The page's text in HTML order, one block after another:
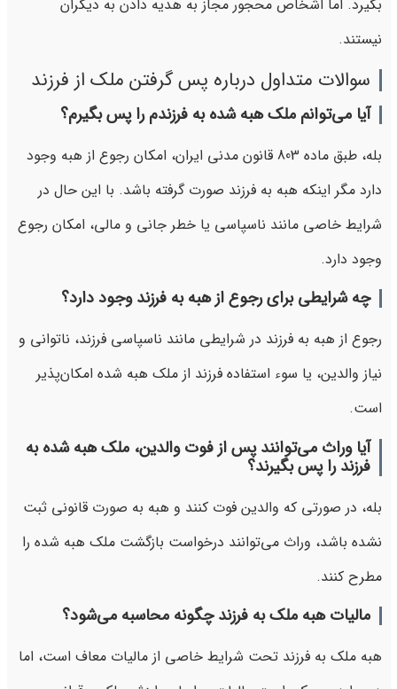
بگیرد. اما اشخاص محجور مجاز به هدیه دادن به دیگران
نیستند.
سوالات متداول درباره پس گرفتن ملک از فرزند
آیا می‌توانم ملک هبه شده به فرزندم را پس بگیرم؟
بله، طبق ماده 803 قانون مدنی ایران، امکان رجوع از هبه وجود
دارد مگر اینکه هبه به فرزند صورت گرفته باشد. با این حال در
شرایط خاصی مانند ناسپاسی یا خطر جانی و مالی، امکان رجوع
وجود دارد.
چه شرایطی برای رجوع از هبه به فرزند وجود دارد؟
رجوع از هبه به فرزند در شرایطی مانند ناسپاسی فرزند، ناتوانی و
نیاز والدین، یا سوء استفاده فرزند از ملک هبه شده امکان‌پذیر
است.
آیا وراث می‌توانند پس از فوت والدین، ملک هبه شده به
فرزند را پس بگیرند؟
بله، در صورتی که والدین فوت کنند و هبه به صورت قانونی ثبت
نشده باشد، وراث می‌توانند درخواست بازگشت ملک هبه شده را
مطرح کنند.
مالیات هبه ملک به فرزند چگونه محاسبه می‌شود؟
هبه ملک به فرزند تحت شرایط خاصی از مالیات معاف است، اما